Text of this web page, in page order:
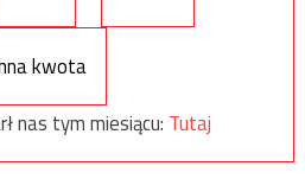
kwota
nas tym miesiącu: Tutaj